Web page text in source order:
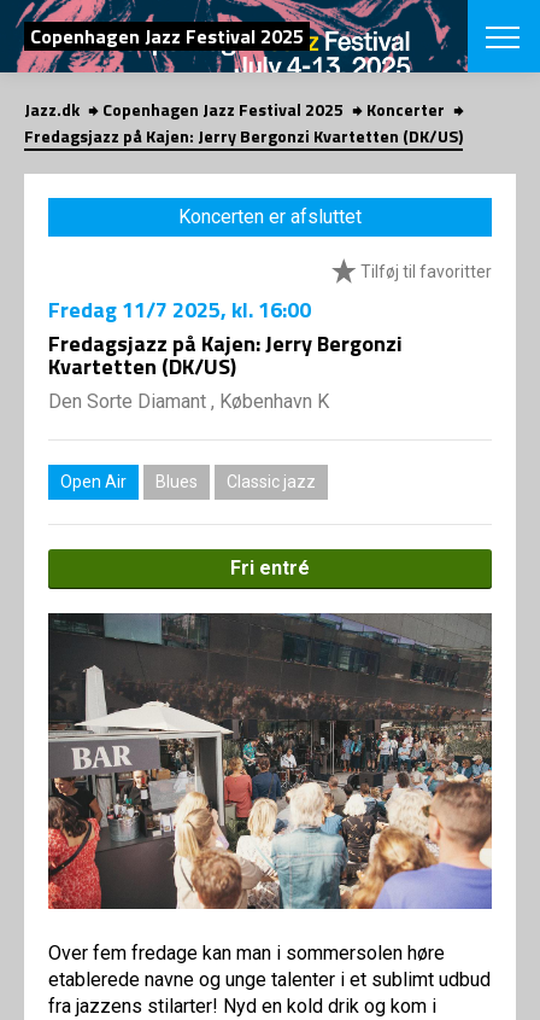
SØG
Copenhagen Jazz Festival 2025
English
VÆLG
VINTERJAZZ
Temaer
LOCATIONS
Jazz.dk Copenhagen Jazz Festival 2025
Koncerter
Fredagsjazz på Kajen: Jerry Bergonzi Kvartetten (DK/US)
Koncerten er afsluttet
Tilføj til favoritter
Fredag11/7 2025, kl. 16:00
Fredagsjazz på Kajen: Jerry Bergonzi
Kvartetten (DK/US)
Den Sorte Diamant , København K
Open Air Blues Classic jazz
Fri entré
Over fem fredage kan man i sommersolen høre
etablerede navne og unge talenter i et sublimt udbud
fra jazzens stilarter! Nyd en kold drik og kom i